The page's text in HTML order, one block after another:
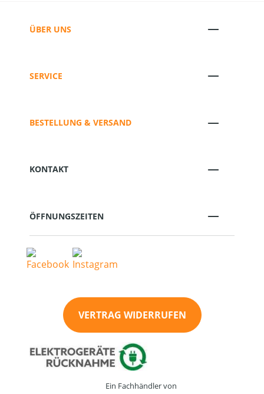
ÜBER UNS
SERVICE
BESTELLUNG & VERSAND
KONTAKT
ÖFFNUNGSZEITEN
VERTRAG WIDERRUFEN
Ein Fachhändler von